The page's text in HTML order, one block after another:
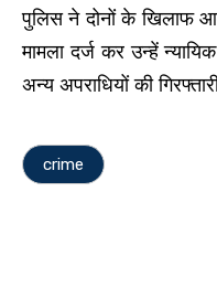
पुलिस ने दोनों के खिलाफ
मामला दर्ज कर उन्हें
अन्य अपराधियों की
crime